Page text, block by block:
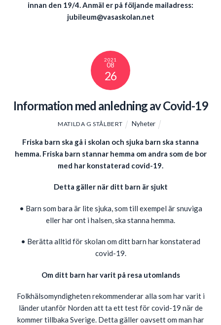
innan den 19/4. Anmäl er på följande mailadress:
jubileum@vasaskolan.net
2021
08
26
Information med anledning av Covid-19
MATILDA G STÅLBERT Nyheter
Friska barn ska gå i skolan och sjuka barn ska stanna
hemma. Friska barn stannar hemma om andra som de bor
med har konstaterad covid-19.
Detta gäller när ditt barn är sjukt
• Barn som bara är lite sjuka, som till exempel är snuviga
eller har ont i halsen, ska stanna hemma.
• Berätta alltid för skolan om ditt barn har konstaterad
covid-19.
Om ditt barn har varit på resa utomlands
Folkhälsomyndigheten rekommenderar alla som har varit i
länder utanför Norden att ta ett test för covid-19 när de
kommer tillbaka Sverige. Detta gäller oavsett om man har